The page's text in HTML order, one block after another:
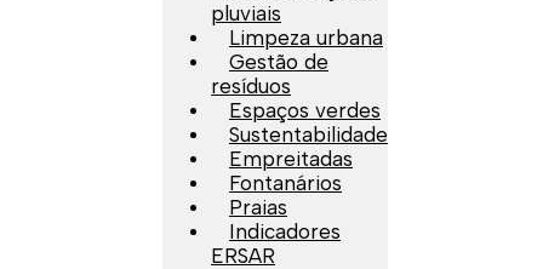
pluviais
Limpeza urbana
Gestão de
resíduos
Espaços verdes
Sustentabilidade
Empreitadas
Fontanários
Praias
Indicadores
ERSAR